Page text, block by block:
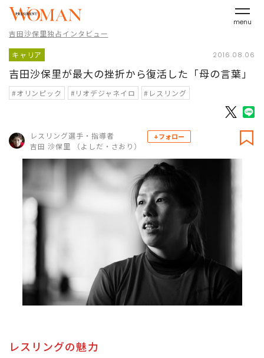
menu
吉田沙保里独占インタビュー
キャリア 2016.08.06
吉田沙保里が最大の挫折から復活した「母の言葉」
#オリンピック #リオデジャネイロ #レスリング
レスリング選手・指導者
吉田 沙保里 （よしだ・さおり）
+フォロー
レスリングの魅力